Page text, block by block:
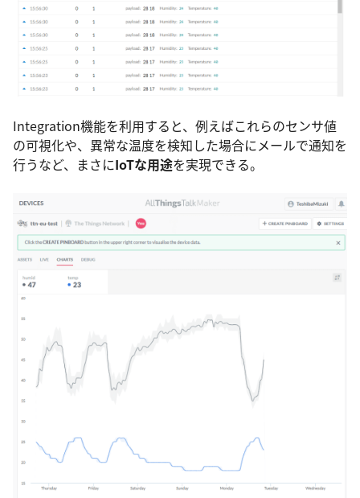
Integration機能を利用すると、例えばこれらのセンサ値
の可視化や、異常な温度を検知した場合にメールで通知を
行うなど、まさにIoTな用途を実現できる。